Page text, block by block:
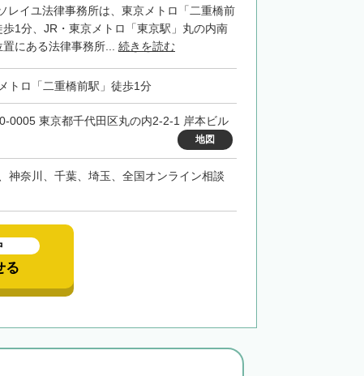
レイユ法律事務所は、東京メトロ「二重橋前
1分、JR・東京メトロ「東京駅」丸の内南
にある法律事務所... 続きを読む
トロ「二重橋前駅」徒歩1分
0005 東京都千代田区丸の内2-2-1 岸本ビル
地図
神奈川、千葉、埼玉、全国オンライン相談
る